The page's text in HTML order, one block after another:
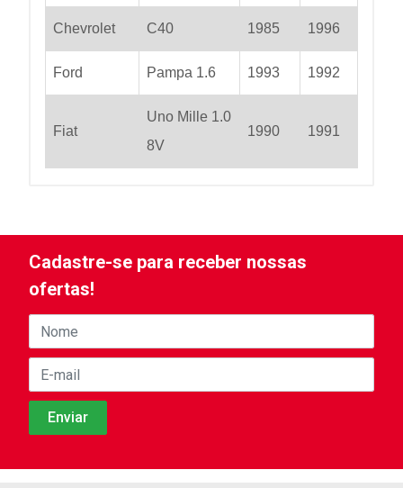
Chevrolet C40 1985 1996
Ford Pampa 1.6 1993 1992
Fiat
Uno Mille 1.0
8V
1990 1991
Cadastre-se para receber nossas
ofertas!